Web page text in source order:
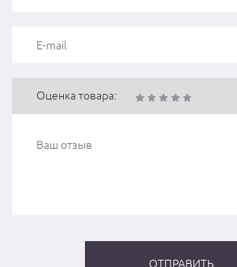
Оценка товара: